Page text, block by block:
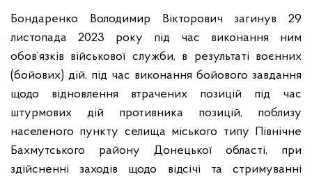
Бондаренко Володимир Вікторович загинув 29
листопада 2023 року під час виконання ним
обов’язків військової служби, в результаті воєнних
(бойових) дій, під час виконання бойового завдання
щодо відновлення втрачених позицій під час
штурмових дій противника позицій, поблизу
населеного пункту селища міського типу Північне
Бахмутського району Донецької області, при
здійсненні заходів щодо відсічі та стримуванні